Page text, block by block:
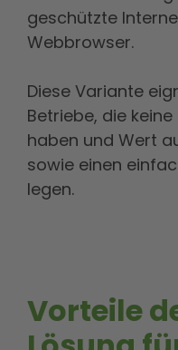
geschützte
Webbrowser.
Diese Variante
Betriebe, die
haben und Wert
sowie einen
legen.
Vorteile